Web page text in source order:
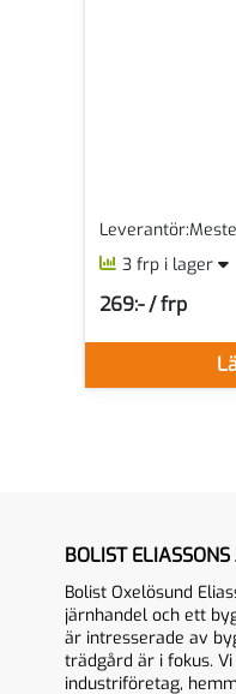
3 frp i lager
269:- / frp
SEK per FRP
BOLIST
Bolist Oxelösund
järnhandel och ett
är intresserade av
trädgård är i fokus.
industriföretag,